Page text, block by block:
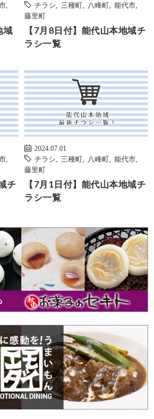
域
チラシ
三種町 八峰町 能代市
藤里町
【7月8日付】能代山本地域チ
ラシ一覧
チ
2024.07.01
チラシ
三種町 八峰町 能代市
藤里町
【7月1日付】能代山本地域チ
ラシ一覧